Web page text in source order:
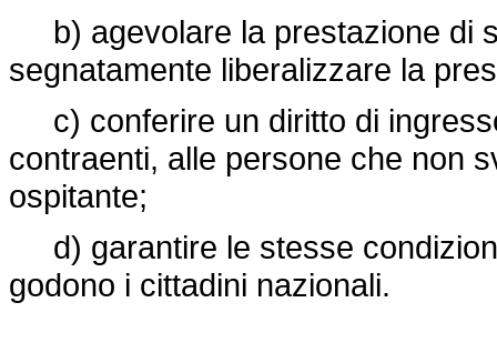
b) agevolare la prestazione di
segnatamente liberalizzare la
c) conferire un diritto di
contraenti, alle persone che non
ospitante;
d) garantire le stesse
godono i cittadini nazionali.